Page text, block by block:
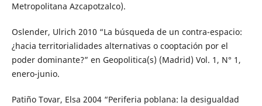
Metropolitana Azcapotzalco).
Oslender, Ulrich 2010 “La búsqueda de un contra-espacio:
¿hacia territorialidades alternativas o cooptación por el
poder dominante?” en Geopolitica(s) (Madrid) Vol. 1, N° 1,
enero-junio.
Patiño Tovar, Elsa 2004 “Periferia poblana: la desigualdad